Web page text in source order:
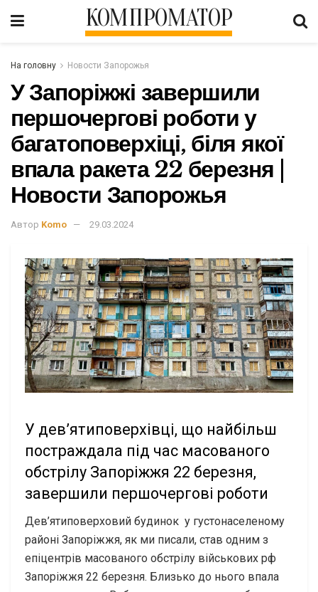
КОМПРОМАТОР
На головну Новости Запорожья
У Запоріжжі завершили
першочергові роботи у
багатоповерхіці, біля якої
впала ракета 22 березня |
Новости Запорожья
Автор Komo 29.03.2024
У дев’ятиповерхівці, що найбільш
постраждала під час масованого
обстрілу Запоріжжя 22 березня,
завершили першочергові роботи
Дев’ятиповерховий будинок у густонаселеному
районі Запоріжжя, як ми писали, став одним з
епіцентрів масованого обстрілу військових рф
Запоріжжя 22 березня. Близько до нього впала